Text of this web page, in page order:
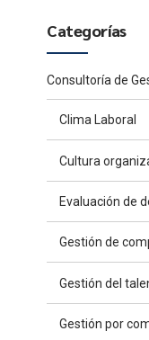
Categorías
Consultoría de
Clima Laboral
Cultura
Evaluación de
Gestión de
Gestión del
Gestión por